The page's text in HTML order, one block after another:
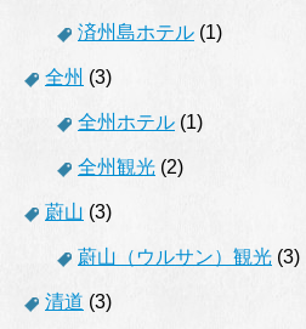
済州島ホテル (1)
全州 (3)
全州ホテル (1)
全州観光 (2)
蔚山 (3)
蔚山（ウルサン）観光 (3)
清道 (3)